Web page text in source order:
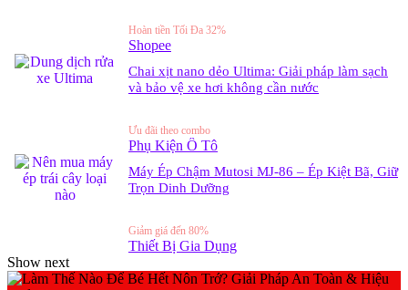
Hoàn tiền Tối Đa 32%
Shopee
Chai xịt nano dẻo Ultima: Giải pháp làm sạch
và bảo vệ xe hơi không cần nước
Ưu đãi theo combo
Phụ Kiện Ô Tô
Máy Ép Chậm Mutosi MJ-86 – Ép Kiệt Bã, Giữ
Trọn Dinh Dưỡng
Giảm giá đến 80%
Thiết Bị Gia Dụng
Show next